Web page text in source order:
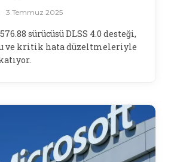
3 Temmuz 2025
sürücüsü DLSS 4.0 desteği,
ve kritik hata düzeltmeleriyle